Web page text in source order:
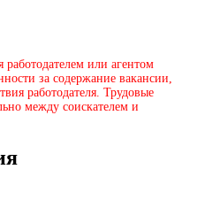
работодателем или агентом
за содержание вакансии,
работодателя. Трудовые
между соискателем и